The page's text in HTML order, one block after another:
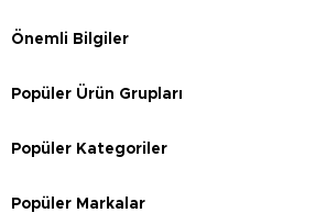
Önemli Bilgiler
Popüler Ürün Grupları
Popüler Kategoriler
Popüler Markalar